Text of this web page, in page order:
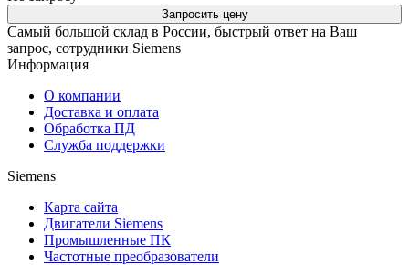
Запросить цену
Самый большой склад в России, быстрый ответ на Ваш
запрос, сотрудники Siemens
Информация
О компании
Доставка и оплата
Обработка ПД
Служба поддержки
Siemens
Карта сайта
Двигатели Siemens
Промышленные ПК
Частотные преобразователи